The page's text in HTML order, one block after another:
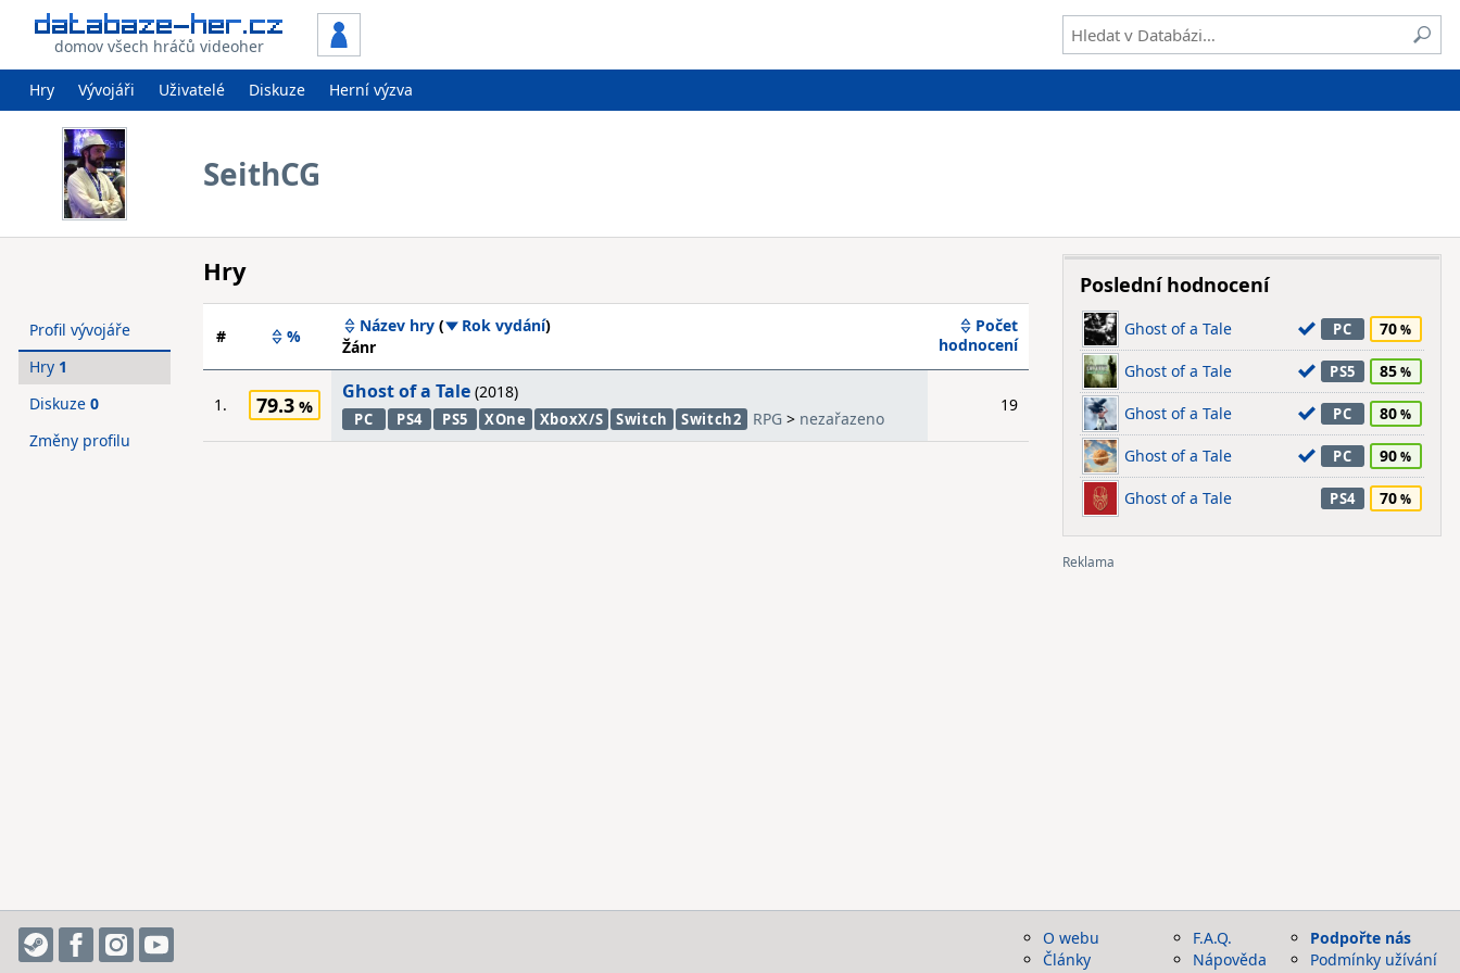
domov všech hráčů videoher
Hry Vývojáři Uživatelé Diskuze Herní výzva
SeithCG
Hry
# %
Název hry ( Rok vydání)
Žánr
Počet
hodnocení
1. 79.3
Ghost of a Tale (2018)
PC PS4 PS5 XOne XboxX/S Switch Switch2 RPG> nezařazeno
19
Profil vývojáře
Hry 1
Diskuze 0
Změny profilu
Poslední hodnocení
Ghost of a Tale PC 70
Ghost of a Tale PS5 85
Ghost of a Tale PC 80
Ghost of a Tale PC 90
Ghost of a Tale PS4 70
O webu
Články
F.A.Q.
Nápověda
Podpořte nás
Podmínky užívání